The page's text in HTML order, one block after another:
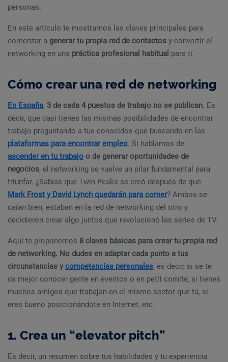
personas.
En este artículo te mostramos las claves principales para
comenzar a generar tu propia red de contactos y convertir el
networking en una práctica profesional habitual para ti.
Cómo crear una red de networking
En España, 3 de cada 4 puestos de trabajo no se publican. Es
decir, que casi tienes las mismas posibilidades de encontrar
trabajo preguntando a tus conocidos que buscando en las
plataformas para encontrar empleo. Si hablamos de
ascender en tu trabajo o de generar oportunidades de
negocios, el networking se vuelve un pilar fundamental para
triunfar. ¿Sabías que Twin Peaks se creó después de que
Mark Frost y David Lynch quedarán para comer? Ambos se
caían bien, estaban en la red de networking del otro y
decidieron crear algo juntos que revolucionó las series de TV.
Aquí te proponemos 8 claves básicas para crear tu propia red
de networking. No dudes en adaptar cada punto a tus
circunstancias ycompetencias personales, es decir, si se te
da mejor conocer gente en eventos o en petit comité, si tienes
muchos amigos que trabajan en el mismo sector que tú, si
eres bueno posicionándote en Internet, etc.
1. Crea un “elevator pitch”
Es decir, un resumen sobre tus habilidades y tu experiencia